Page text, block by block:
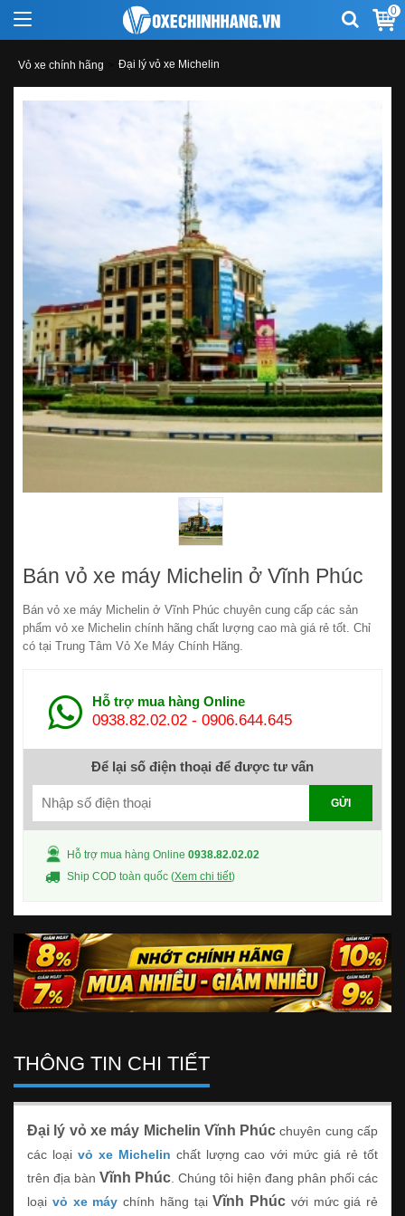
0
Vỏ xe chính hãng Đại lý vỏ xe Michelin
Bán vỏ xe máy Michelin ở Vĩnh Phúc
Bán vỏ xe máy Michelin ở Vĩnh Phúc chuyên cung cấp các sản
phẩm vỏ xe Michelin chính hãng chất lượng cao mà giá rẻ tốt. Chỉ
có tại Trung Tâm Vỏ Xe Máy Chính Hãng.
Hỗ trợ mua hàng Online
0938.82.02.02 - 0906.644.645
Để lại số điện thoại để được tư vấn
GỬI
Hỗ trợ mua hàng Online 0938.82.02.02
Ship COD toàn quốc (Xem chi tiết)
THÔNG TIN CHI TIẾT
Đại lý vỏ xe máy Michelin Vĩnh Phúc chuyên cung cấp
các loại vỏ xe Michelin chất lượng cao với mức giá rẻ tốt
trên địa bàn Vĩnh Phúc . Chúng tôi hiện đang phân phối các
loại vỏ xe máy chính hãng tạiVĩnh Phúc với mức giá rẻ